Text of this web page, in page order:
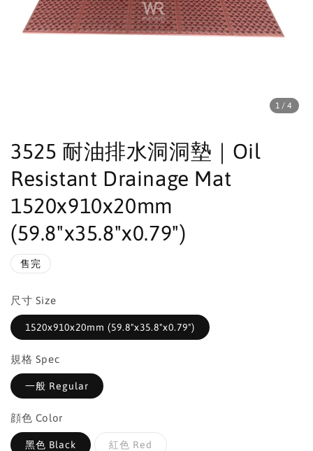
1 /4
3525 耐油排水洞洞墊｜Oil
Resistant Drainage Mat
1520x910x20mm
(59.8"x35.8"x0.79")
售完
尺寸 Size
1520x910x20mm (59.8"x35.8"x0.79")
規格 Spec
一般 Regular
顔色 Color
黑色 Black 紅色 Red